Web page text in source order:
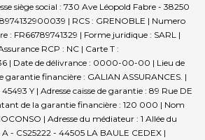
siège social : 730 Ave Léopold Fabre - 38250
| RCS : GRENOBLE | Numero
FR66789741329 | Forme juridique : SARL |
RCP : NC | Carte T :
| Date de délivrance : 0000-00-00 | Lieu de
garantie financière : GALIAN ASSURANCES. |
Y | Adresse caisse de garantie : 89 Rue DE
de la garantie financière : 120 000 | Nom
| Adresse du médiateur : 1 Allée du
- CS25222 - 44505 LA BAULE CEDEX |